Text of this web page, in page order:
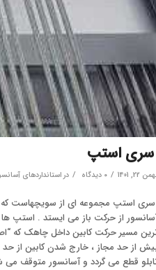
استپ
22, 1401
/ ۰ دیدگاه / دراستانداردهای
استپ مجموعه ای از سویچهاست که
از حرکت باز می ایستد . استپ ها
مسیر حرکت کابین داخل چاهک که
از حد مجاز ، خارج شدن کابین از حد
قطع می گردد و آسانسور متوقف می